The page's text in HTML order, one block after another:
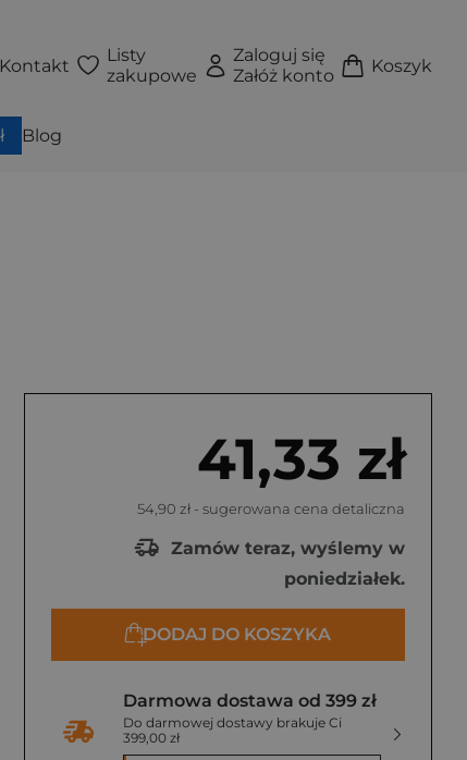
Kontakt
Listy
zakupowe
Zaloguj się
Załóż konto
Koszyk
Blog
41,33 zł
54,90 zł - sugerowana cena detaliczna
Zamów teraz, wyślemy w
poniedziałek.
DODAJ DO KOSZYKA
Darmowa dostawa od 399 zł
Do darmowej dostawy brakuje Ci
399,00 zł